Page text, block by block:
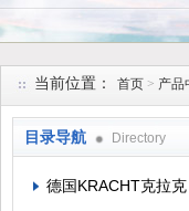
上海维特锐实业发展有
当前位置： 首页 > 产品
目录导航 Directory
德国KRACHT克拉克